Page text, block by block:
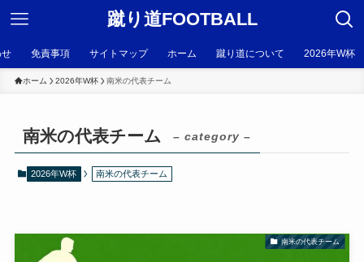
蹴り道FOOTBALL
免責事項 サイトマップ ホーム 蹴り道について 2026年W杯
ホーム 2026年W杯 南米の代表チーム
南米の代表チーム – category –
2026年W杯 南米の代表チーム
南米の代表チーム